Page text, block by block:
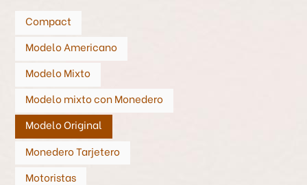
Compact
Modelo Americano
Modelo Mixto
Modelo mixto con Monedero
Modelo Original
Monedero Tarjetero
Motoristas